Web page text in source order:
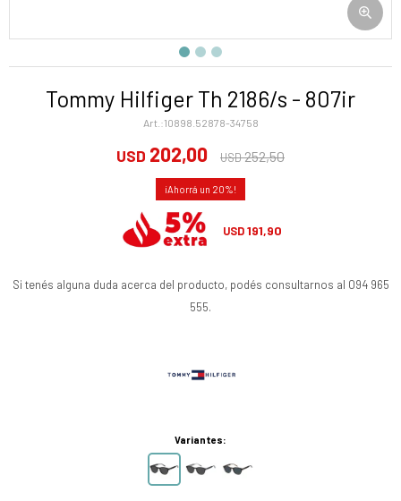
Tommy Hilfiger Th 2186/s - 807ir
10898.52878-34758
USD 202,00 USD252,50
20
USD 191,90
Si tenés alguna duda acerca del producto, podés consultarnos al 094 965
555.
Variantes: